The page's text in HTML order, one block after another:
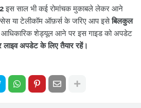
इस साल भी कई रोमांचक मुकाबले लेकर आने
या टेलीकॉम ऑफ़र्स के जरिए आप इसेबिलकुल
शेड्यूल आने पर इस गाइड को अपडेट
लाइव अपडेट के लिए तैयार रहें।